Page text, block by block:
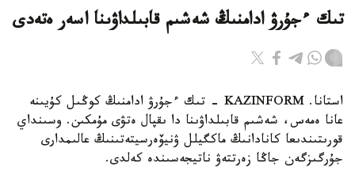
تىك ءجۇرۋ ادامنىڭ شەشىم قابىلداۋىنا اسەر ەتەدى
استانا. KAZINFORM - تىك ءجۇرۋ ادامنىڭ كوڭىل كۇيىنە
عانا ەمەس، شەشىم قابىلداۋىنا دا ىقپال ەتۋى مۇمكىن. وسىنداي
قورىتىندىعا كانادانىڭ ماكگيلل ۋنيۆەرسيتەتىنىڭ عالىمدارى
جۇرگىزگەن جاڭا زەرتتەۋ ناتيجەسىندە كەلدى.